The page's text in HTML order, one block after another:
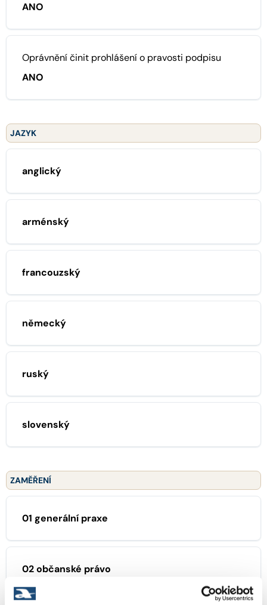
ANO
Oprávnění činit prohlášení o pravosti podpisu
ANO
JAZYK
anglický
arménský
francouzský
německý
ruský
slovenský
ZAMĚŘENÍ
01 generální praxe
02 občanské právo